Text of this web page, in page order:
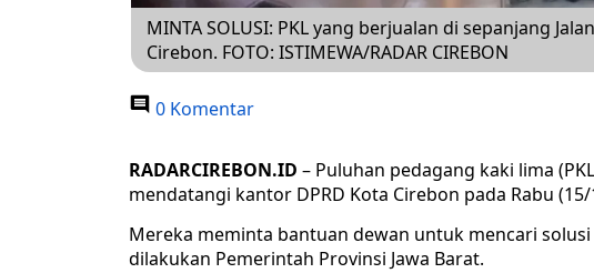
MINTA SOLUSI: PKL yang berjualan di sepanjang
Cirebon. FOTO: ISTIMEWA/RADAR CIREBON
0 Komentar
RADARCIREBON.ID – Puluhan pedagang kaki lima
mendatangi kantor DPRD Kota Cirebon pada Rabu (15/
Mereka meminta bantuan dewan untuk mencari
dilakukan Pemerintah Provinsi Jawa Barat.